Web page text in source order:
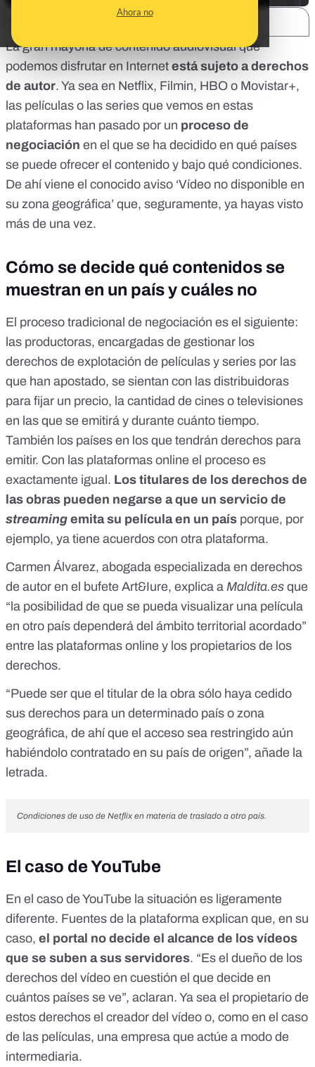
Ahora no
La gran mayoría de contenido audiovisual que
podemos disfrutar en Internet está sujeto a derechos
de autor. Ya sea en Netflix, Filmin, HBO o Movistar+,
las películas o las series que vemos en estas
plataformas han pasado por un proceso de
negociación en el que se ha decidido en qué países
se puede ofrecer el contenido y bajo qué condiciones.
De ahí viene el conocido aviso ‘Vídeo no disponible en
su zona geográfica’ que, seguramente, ya hayas visto
más de una vez.
Cómo se decide qué contenidos se
muestran en un país y cuáles no
El proceso tradicional de negociación es el siguiente:
las productoras, encargadas de gestionar los
derechos de explotación de películas y series por las
que han apostado, se sientan con las distribuidoras
para fijar un precio, la cantidad de cines o televisiones
en las que se emitirá y durante cuánto tiempo.
También los países en los que tendrán derechos para
emitir. Con las plataformas online el proceso es
exactamente igual. Los titulares de los derechos de
las obras pueden negarse a que un servicio de
streaming emita su película en un país porque, por
ejemplo, ya tiene acuerdos con otra plataforma.
Carmen Álvarez, abogada especializada en derechos
de autor en el bufete Art&Iure, explica a Maldita.es que
“la posibilidad de que se pueda visualizar una película
en otro país dependerá del ámbito territorial acordado”
entre las plataformas online y los propietarios de los
derechos.
“Puede ser que el titular de la obra sólo haya cedido
sus derechos para un determinado país o zona
geográfica, de ahí que el acceso sea restringido aún
habiéndolo contratado en su país de origen”, añade la
letrada.
Condiciones de uso de Netflix en materia de traslado a otro país.
El caso de YouTube
En el caso de YouTube la situación es ligeramente
diferente. Fuentes de la plataforma explican que, en su
caso, el portal no decide el alcance de los vídeos
que se suben a sus servidores. “Es el dueño de los
derechos del vídeo en cuestión el que decide en
cuántos países se ve”, aclaran. Ya sea el propietario de
estos derechos el creador del vídeo o, como en el caso
de las películas, una empresa que actúe a modo de
intermediaria.